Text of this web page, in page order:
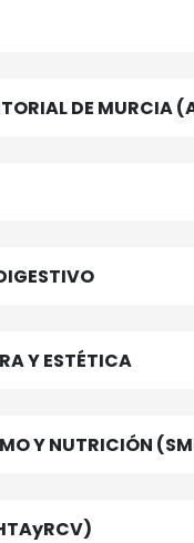
DE MURCIA
Y ESTÉTICA
Y NUTRICIÓN